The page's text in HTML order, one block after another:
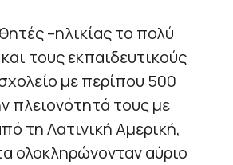
–ηλικίας το πολύ
τους εκπαιδευτικούς
με περίπου 500
πλειονότητά τους με
τη Λατινική Αμερική,
ολοκληρώνονταν αύριο